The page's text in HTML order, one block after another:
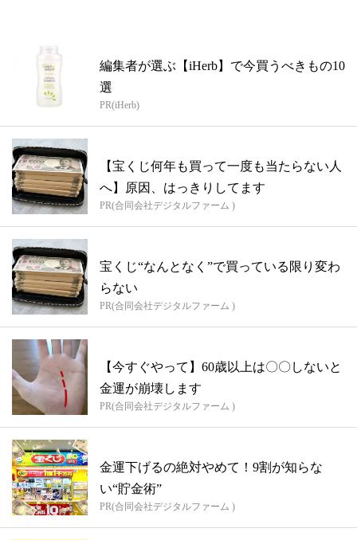
編集者が選ぶ【iHerb】で今買うべきもの10
選
PR(iHerb)
【宝くじ何年も買って一度も当たらない人
へ】原因、はっきりしてます
PR(合同会社デジタルファーム )
宝くじ“なんとなく”で買っている限り変わ
らない
PR(合同会社デジタルファーム )
【今すぐやって】60歳以上は〇〇しないと
金運が崩壊します
PR(合同会社デジタルファーム )
金運下げるの絶対やめて！9割が知らな
い“貯金術”
PR(合同会社デジタルファーム )